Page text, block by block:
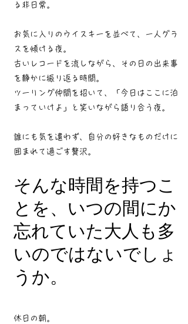
る非日常。
お気に入りのウイスキーを並べて、一人グラ
スを傾ける夜。
古いレコードを流しながら、その日の出来事
を静かに振り返る時間。
ツーリング仲間を招いて、「今日はここに泊
まっていけよ」と笑いながら語り合う夜。
誰にも気を遣わず、自分の好きなものだけに
囲まれて過ごす贅沢。
そんな時間を持つこ
とを、いつの間にか
忘れていた大人も多
いのではないでしょ
うか。
休日の朝。